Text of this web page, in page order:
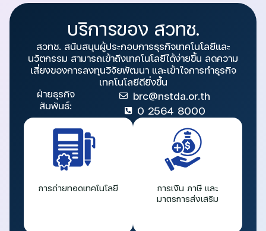
บริการของ สวทช.
สวทช. สนับสนุนผู้ประกอบการธุรกิจเทคโนโลยีและ
นวัตกรรม สามารถเข้าถึงเทคโนโลยีได้ง่ายขึ้น ลดความ
เสี่ยงของการลงทุนวิจัยพัฒนา และเข้าใจการทำธุรกิจ
เทคโนโลยีดียิ่งขึ้น
ฝ่ายธุรกิจ
สัมพันธ์:
brc@nstda.or.th
0 2564 8000
การถ่ายทอดเทคโนโลยี
การเงิน ภาษี และ
มาตรการส่งเสริม